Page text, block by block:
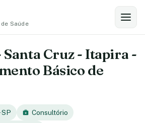
Saúde
Cruz - Itapira -
Básico de
·SP
Consultório